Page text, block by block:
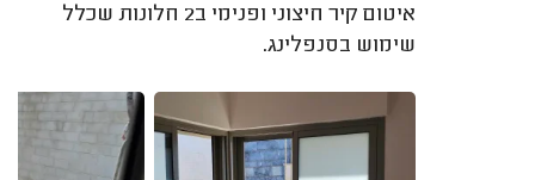
איטום קיר חיצוני ופנימי ב2 חלונות שכלל
שימוש בסנפלינג.